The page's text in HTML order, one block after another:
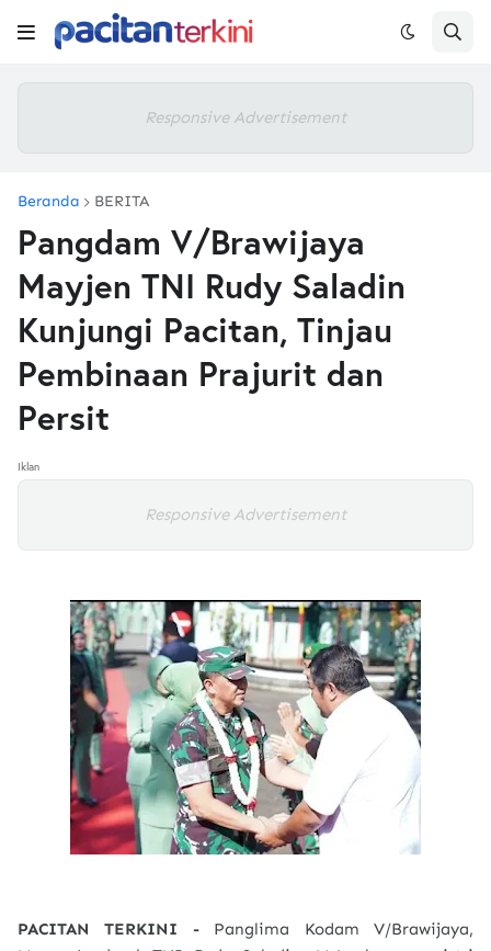
Responsive Advertisement
Beranda BERITA
Pangdam V/Brawijaya
Mayjen TNI Rudy Saladin
Kunjungi Pacitan, Tinjau
Pembinaan Prajurit dan
Persit
Iklan
Responsive Advertisement
PACITAN TERKINI - Panglima Kodam V/Brawijaya,